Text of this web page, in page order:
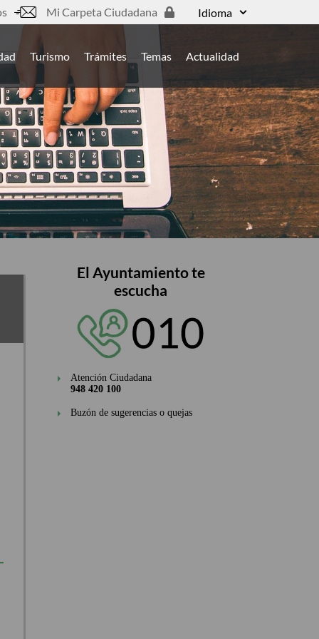
Mi Carpeta Ciudadana Idioma
Turismo Trámites Temas Actualidad
El Ayuntamiento te
escucha
Atención Ciudadana
948 420 100
Buzón de sugerencias o quejas